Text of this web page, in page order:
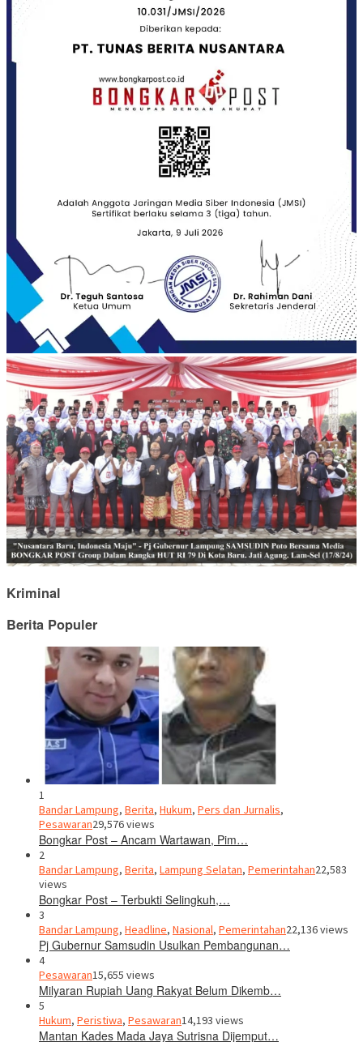
Kriminal
Berita Populer
1
Bandar Lampung, Berita, Hukum, Pers dan Jurnalis,
Pesawaran29,576 views
Bongkar Post – Ancam Wartawan, Pim…
2
Bandar Lampung, Berita, Lampung Selatan, Pemerintahan22,583
views
Bongkar Post – Terbukti Selingkuh,…
3
Bandar Lampung, Headline, Nasional, Pemerintahan22,136 views
Pj Gubernur Samsudin Usulkan Pembangunan…
4
Pesawaran15,655 views
Milyaran Rupiah Uang Rakyat Belum Dikemb…
5
Hukum, Peristiwa, Pesawaran14,193 views
Mantan Kades Mada Jaya Sutrisna Dijemput…